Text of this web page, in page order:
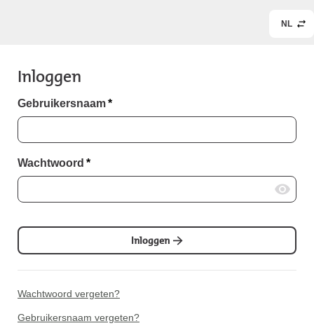
NL
Inloggen
Gebruikersnaam*
Wachtwoord *
Inloggen
Wachtwoord vergeten?
Gebruikersnaam vergeten?